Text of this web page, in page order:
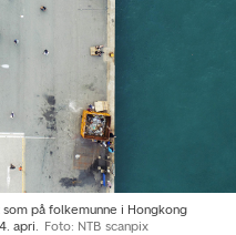
som på folkemunne i Hongkong
apri.
Foto: NTB scanpix